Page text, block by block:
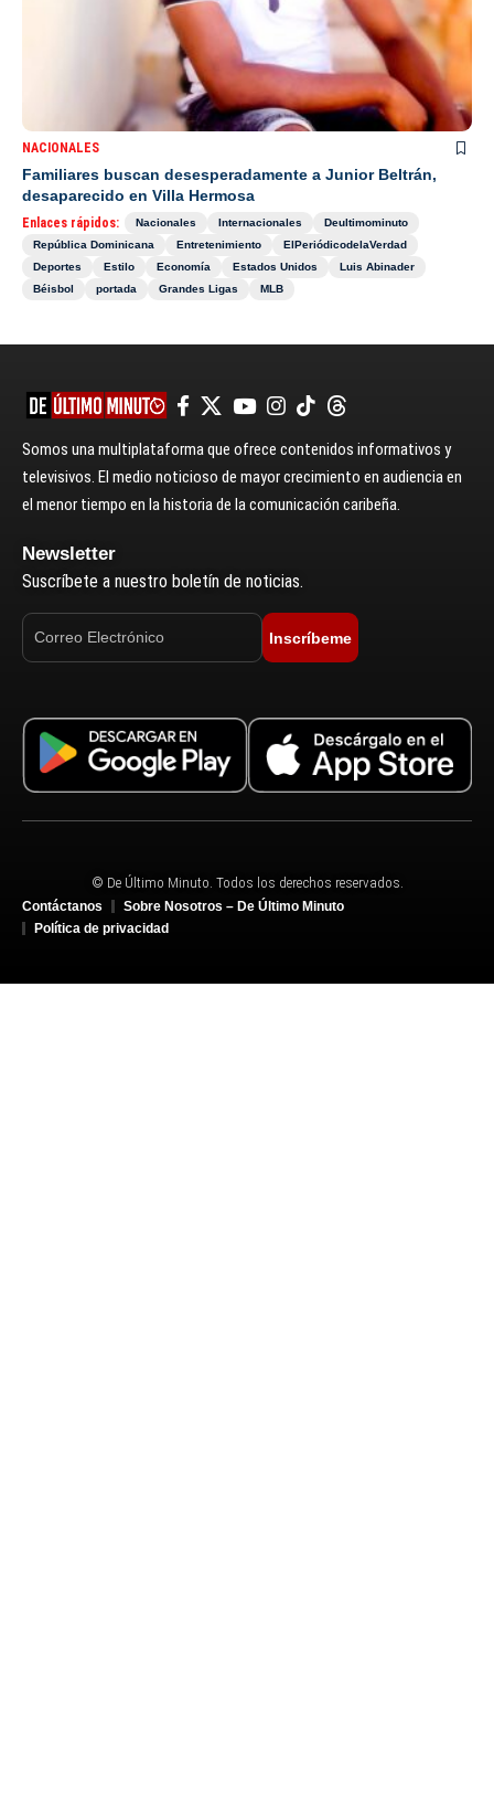
NACIONALES
Familiares buscan desesperadamente a Junior Beltrán,
desaparecido en Villa Hermosa
Enlaces rápidos: Nacionales Internacionales
Deultimominuto
República Dominicana
Entretenimiento
ElPeriódicodelaVerdad
Deportes
Estilo Economía Estados Unidos
Luis Abinader
Béisbol
portada Grandes Ligas MLB
Somos una multiplataforma que ofrece contenidos informativos y
televisivos. El medio noticioso de mayor crecimiento en audiencia en
el menor tiempo en la historia de la comunicación caribeña.
Newsletter
Suscríbete a nuestro boletín de noticias.
Inscríbeme
© De Último Minuto. Todos los derechos reservados.
Contáctanos
Sobre Nosotros – De Último Minuto
Política de privacidad